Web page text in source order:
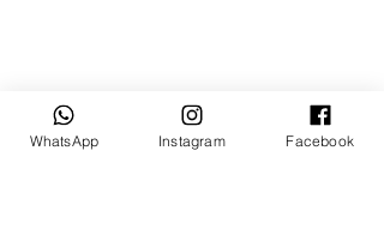
WhatsApp Instagram Facebook